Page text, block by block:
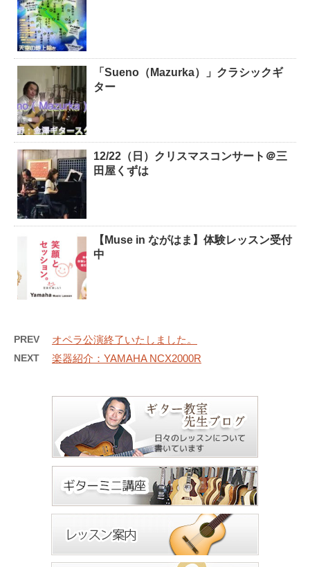
「Sueno（Mazurka）」クラシックギ
ター
12/22（日）クリスマスコンサート＠三
田屋くずは
【Muse in ながはま】体験レッスン受付
中
PREV オペラ公演終了いたしました。
NEXT 楽器紹介：YAMAHA NCX2000R